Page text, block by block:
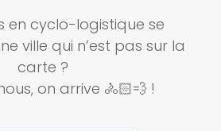
en cyclo-logistique se
ville qui n’est pas sur la
carte ?
on arrive 🚴🏻💨 !